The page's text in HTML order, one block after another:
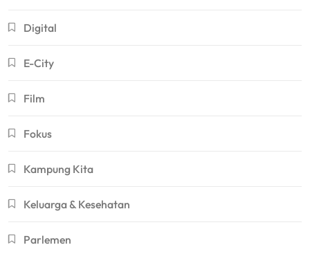
Digital
E-City
Film
Fokus
Kampung Kita
Keluarga & Kesehatan
Parlemen